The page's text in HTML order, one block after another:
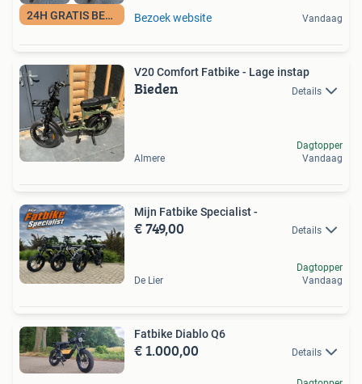
24H GRATIS BEZORGD Bezoek website Vandaag
V20 Comfort Fatbike - Lage instap
Bieden Details
Almere
Dagtopper
Vandaag
Mijn Fatbike Specialist -
€ 749,00 Details
De Lier
Dagtopper
Vandaag
Fatbike Diablo Q6
€ 1.000,00 Details